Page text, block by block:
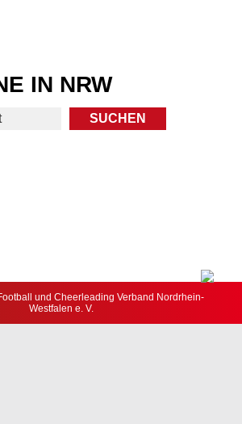
IN NRW
und Cheerleading Verband Nordrhein-
Westfalen e. V.